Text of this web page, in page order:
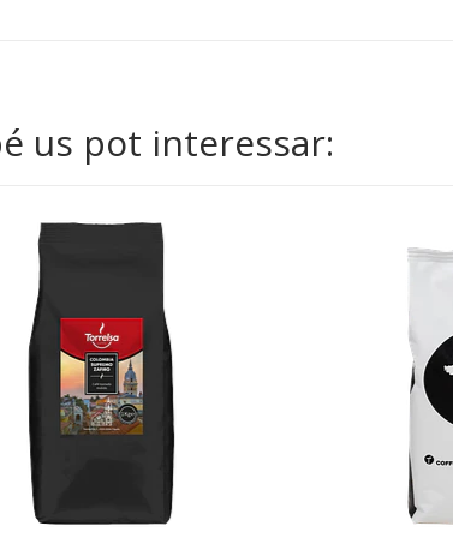
us pot interessar: